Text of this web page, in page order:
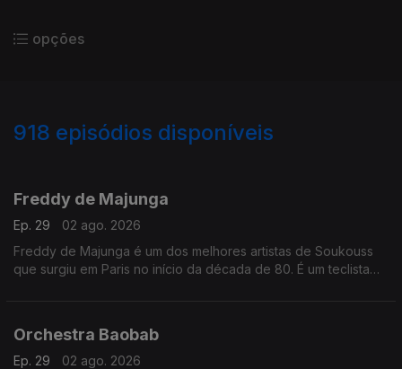
opções
918 episódios disponíveis
Freddy de Majunga
Ep. 29
02 ago. 2026
Freddy de Majunga é um dos melhores artistas de Soukouss
que surgiu em Paris no início da década de 80. É um teclista
Orchestra Baobab
Ep. 29
02 ago. 2026